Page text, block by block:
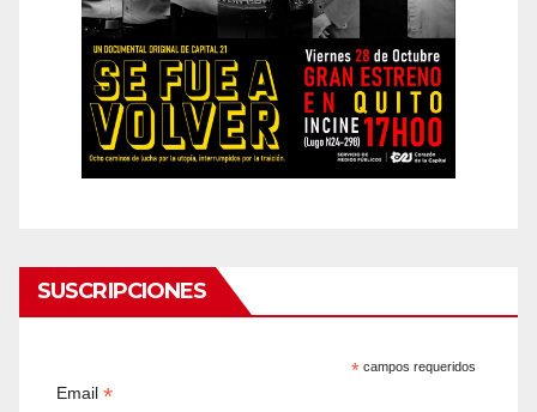
SUSCRIPCIONES
* campos requeridos
Email*